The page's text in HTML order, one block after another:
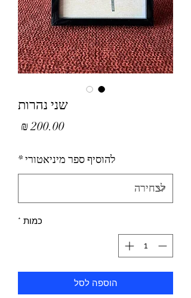
שני נהרות
להוסיף ספר מיניאטורי*
כמות *
הוספה לסל